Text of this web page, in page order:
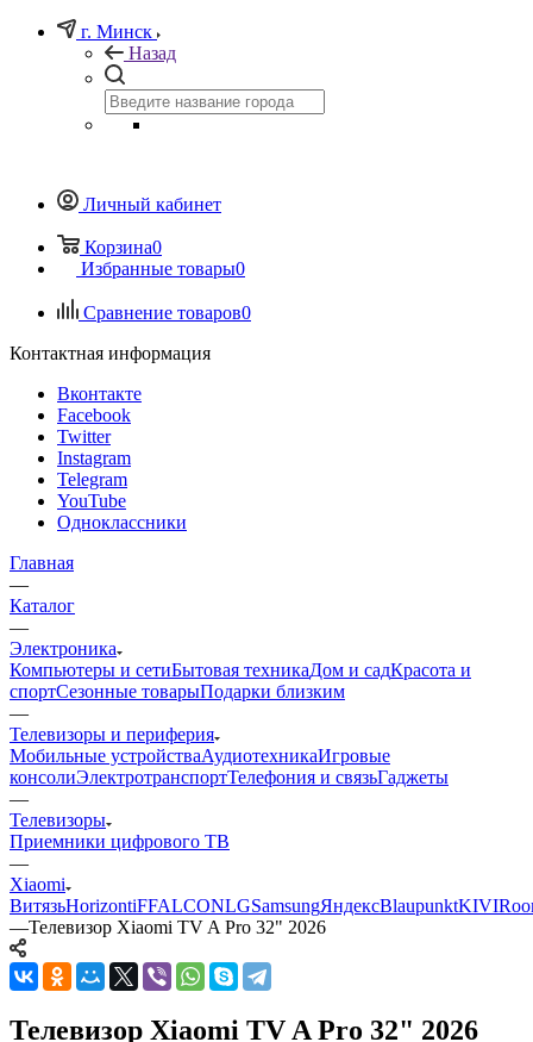
г. Минск
Назад
Личный кабинет
Корзина0
Избранные товары0
Сравнение товаров0
Контактная информация
Вконтакте
Facebook
Twitter
Instagram
Telegram
YouTube
Одноклассники
Главная
—
Каталог
—
Электроника
Компьютеры и сетиБытовая техникаДом и садКрасота и
спортСезонные товарыПодарки близким
—
Телевизоры и периферия
Мобильные устройстваАудиотехникаИгровые
консолиЭлектротранспортТелефония и связьГаджеты
—
Телевизоры
Приемники цифрового ТВ
—
Xiaomi
ВитязьHorizontiFFALCONLGSamsungЯндексBlaupunktKIVI
—Телевизор Xiaomi TV A Pro 32" 2026
Телевизор Xiaomi TV A Pro 32" 2026